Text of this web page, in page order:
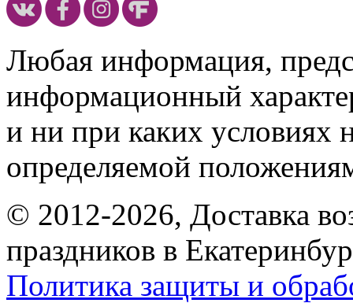
Любая информация,
информационный
и ни при каких условиях
определяемой
© 2012-2026, Доставка
праздников в
Политика защиты и